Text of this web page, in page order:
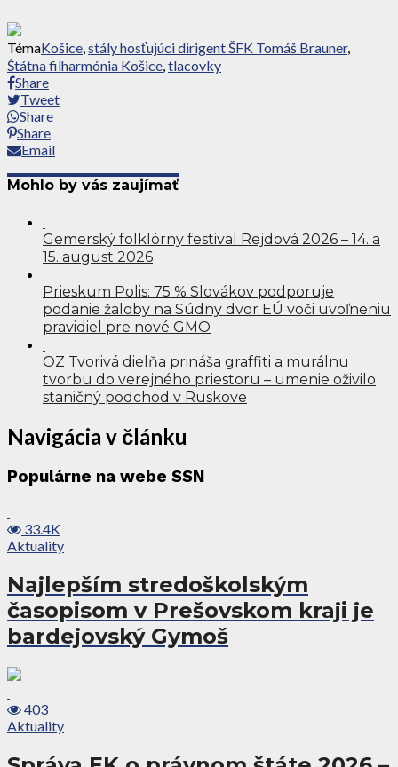
TémaKošice,stály hosťujúci dirigent ŠFK Tomáš Brauner,
Štátna filharmónia Košice,tlacovky
Share
Tweet
Share
Share
Email
Mohlo by vás zaujímať
Gemerský folklórny festival Rejdová 2026 – 14. a
15. august 2026
Prieskum Polis: 75 % Slovákov podporuje
podanie žaloby na Súdny dvor EÚ voči uvoľneniu
pravidiel pre nové GMO
OZ Tvorivá dielňa prináša graffiti a murálnu
tvorbu do verejného priestoru – umenie oživilo
staničný podchod v Ruskove
Navigácia v článku
Populárne na webe SSN
33.4K
Aktuality
Najlepším stredoškolským
časopisom v Prešovskom kraji je
bardejovský Gymoš
403
Aktuality